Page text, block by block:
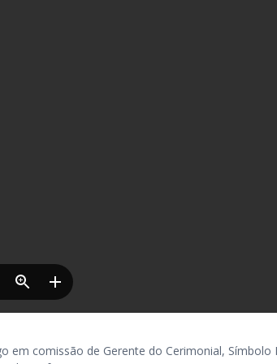
em comissão de Gerente do Cerimonial, Símbolo